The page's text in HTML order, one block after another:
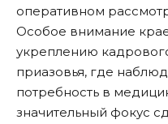
оперативном
Особое внимание
укреплению
приазовья, где
потребность в
значительный фокус